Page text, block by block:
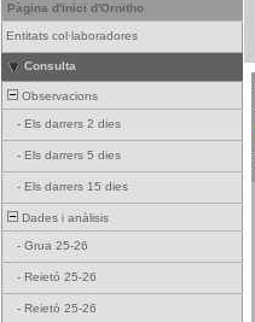
Pàgina d'inici d'Ornitho
Entitats col·laboradores
Consulta
Observacions
- Els darrers 2 dies
- Els darrers 5 dies
- Els darrers 15 dies
Dades i anàlisis
- Grua 25-26
- Reietó 25-26
- Reietó 25-26